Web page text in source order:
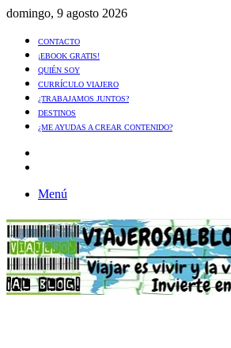
domingo, 9 agosto 2026
CONTACTO
¡EBOOK GRATIS!
QUIÉN SOY
CURRÍCULO VIAJERO
¿TRABAJAMOS JUNTOS?
DESTINOS
¿ME AYUDAS A CREAR CONTENIDO?
Menú